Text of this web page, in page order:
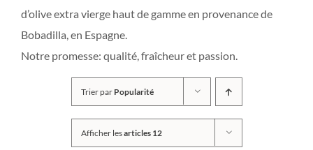
d’olive extra vierge haut de gamme en provenance de
Bobadilla, en Espagne.
Notre promesse: qualité, fraîcheur et passion.
Trier par Popularité
Afficher lesarticles 12